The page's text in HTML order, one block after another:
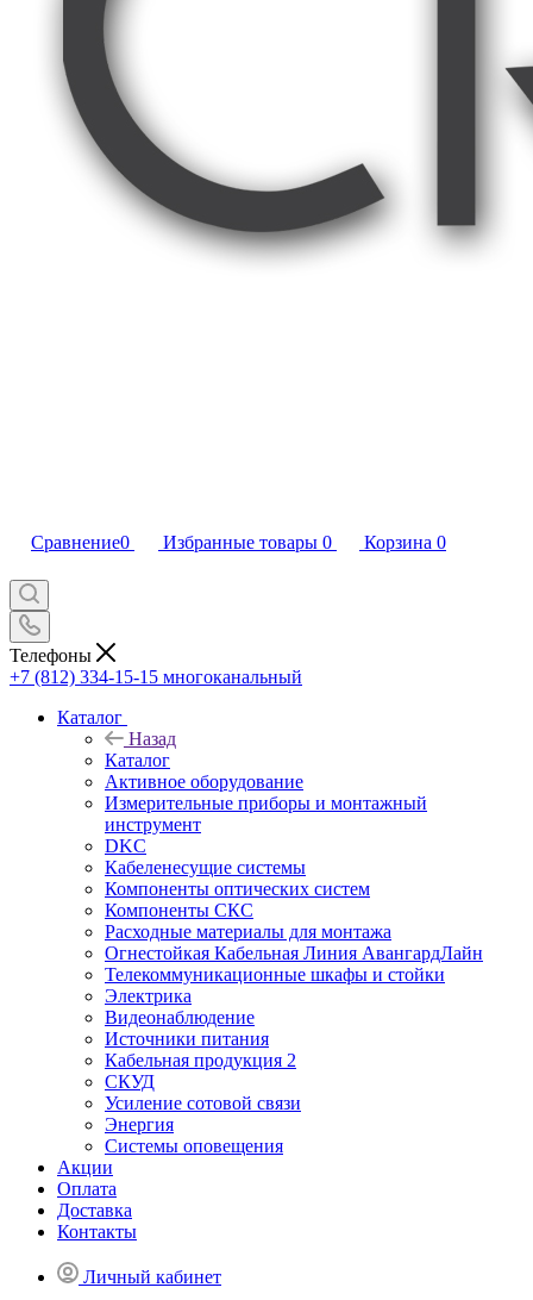
Сравнение0 Избранные товары 0 Корзина 0
Телефоны
+7 (812) 334-15-15 многоканальный
Каталог
Назад
Каталог
Активное оборудование
Измерительные приборы и монтажный
инструмент
DKC
Кабеленесущие системы
Компоненты оптических систем
Компоненты СКС
Расходные материалы для монтажа
Огнестойкая Кабельная Линия АвангардЛайн
Телекоммуникационные шкафы и стойки
Электрика
Видеонаблюдение
Источники питания
Кабельная продукция 2
СКУД
Усиление сотовой связи
Энергия
Системы оповещения
Акции
Оплата
Доставка
Контакты
Личный кабинет